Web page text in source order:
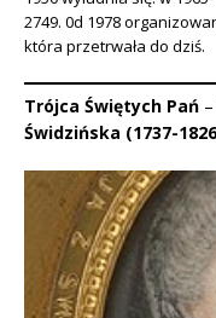
2749. 0d 1978
która przetrwała do dziś.
Trójca Świętych Pań –
Świdzińska (1737-